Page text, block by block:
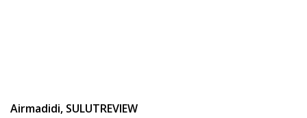
Airmadidi, SULUTREVIEW